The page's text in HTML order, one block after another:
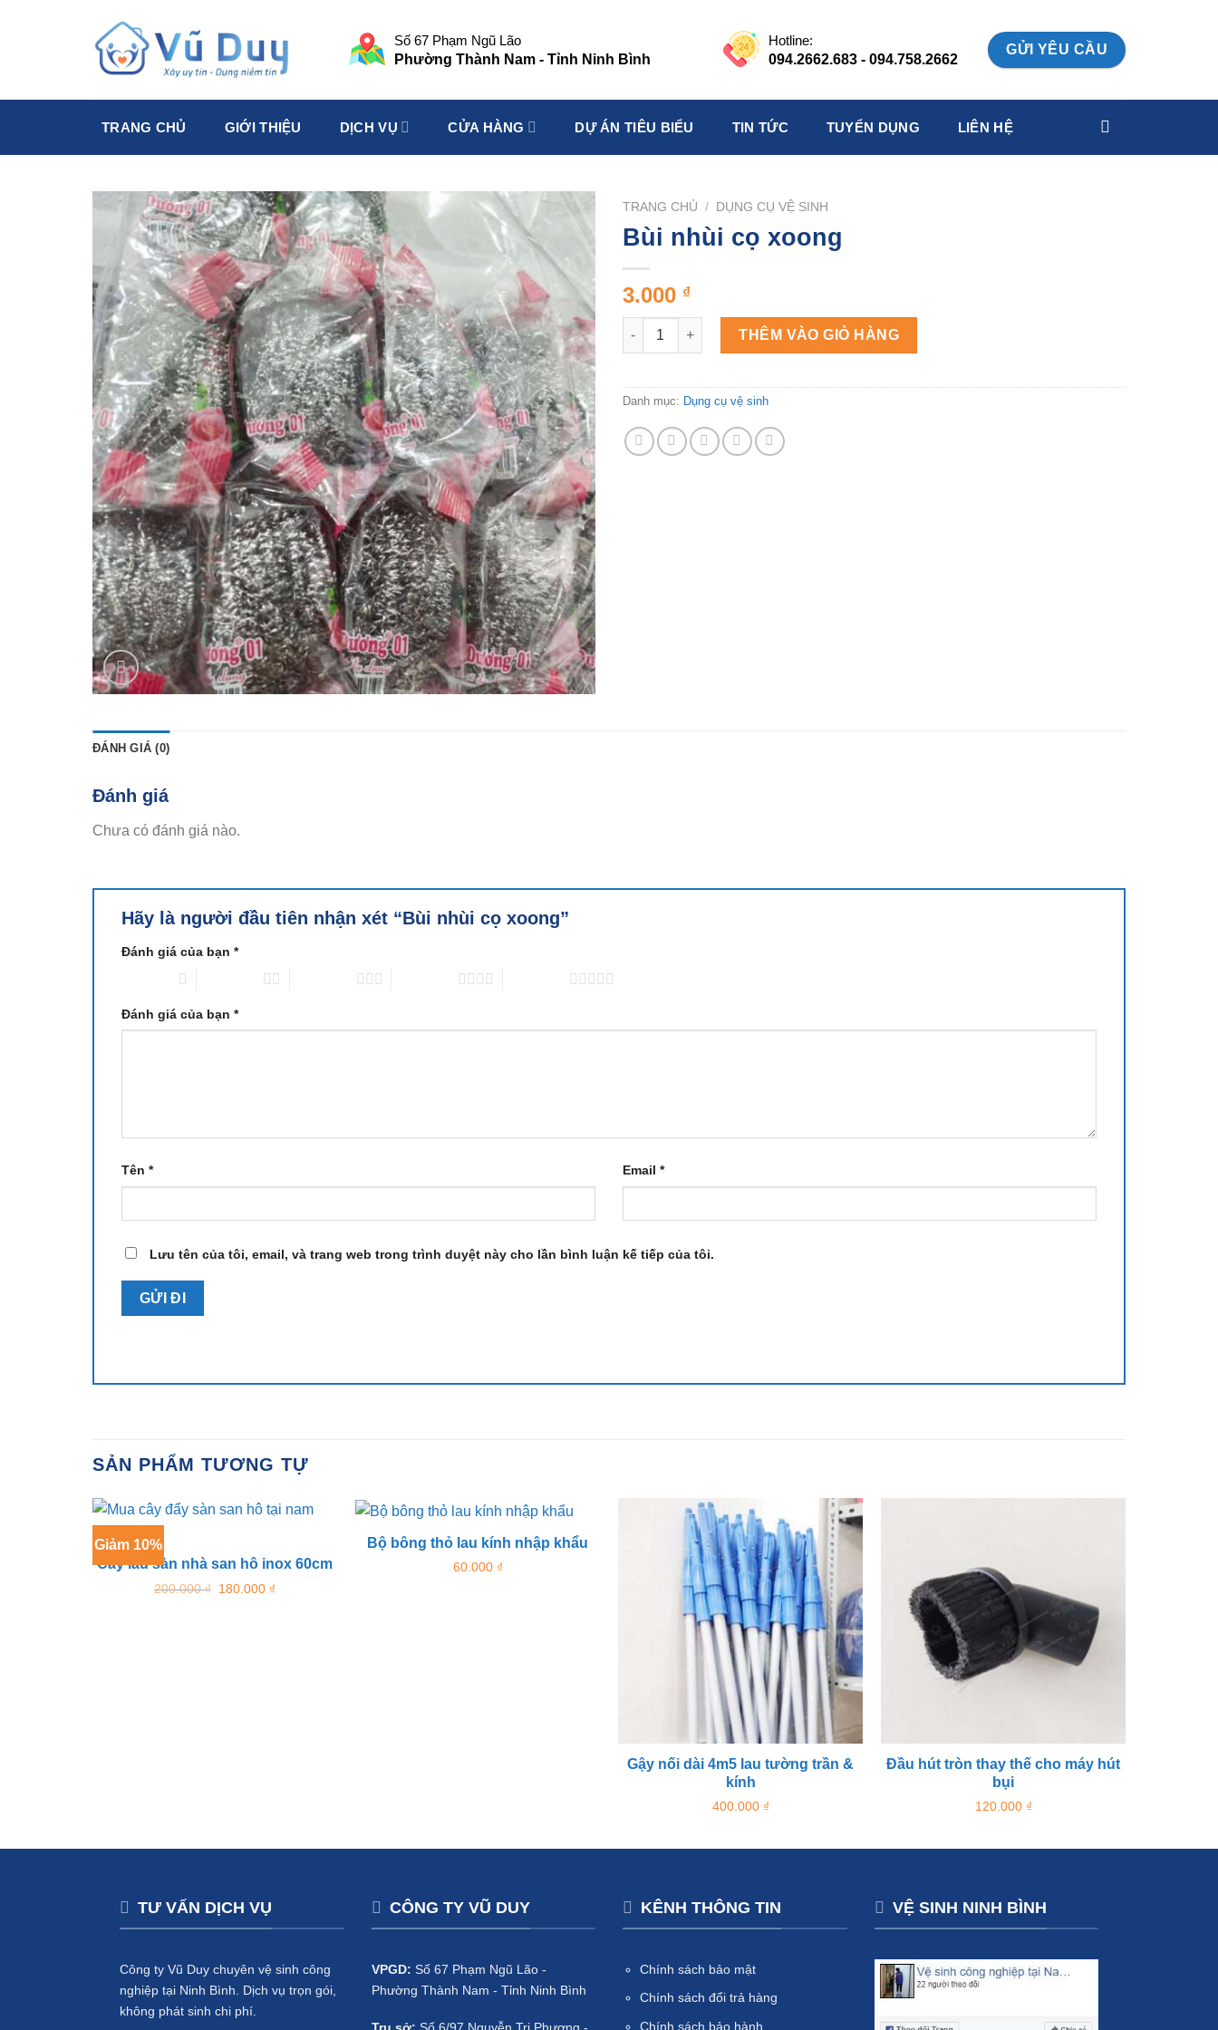
Số 67 Phạm Ngũ Lão
Phường Thành Nam - Tỉnh Ninh Bình
Hotline:
094.2662.683 - 094.758.2662
GỬI YÊU CẦU
TRANG CHỦ GIỚI THIỆU DỊCH VỤ CỬA HÀNG DỰ ÁN TIÊU BIỂU TIN TỨC TUYỂN DỤNG LIÊN HỆ
TRANG CHỦ / DỤNG CỤ VỆ SINH
Bùi nhùi cọ xoong
3.000 ₫
Bùi nhùi cọ xoong số lượng
THÊM VÀO GIỎ HÀNG
Danh mục: Dụng cụ vệ sinh
ĐÁNH GIÁ (0)
Đánh giá
Chưa có đánh giá nào.
Hãy là người đầu tiên nhận xét “Bùi nhùi cọ xoong”
Đánh giá của bạn *
Đánh giá của bạn *
Tên * Email *
Lưu tên của tôi, email, và trang web trong trình duyệt này cho lần bình luận kế tiếp của tôi.
SẢN PHẨM TƯƠNG TỰ
Giảm 10%
Cây lau sàn nhà san hô inox 60cm
200.000₫ Giá
180.000 ₫
Bộ bông thỏ lau kính nhập khẩu
60.000 ₫
Gậy nối dài 4m5 lau tường trần &
kính
400.000 ₫
Đầu hút tròn thay thế cho máy hút
bụi
120.000 ₫
TƯ VẤN DỊCH VỤ
Công ty Vũ Duy chuyên vệ sinh công
nghiệp tại Ninh Bình. Dịch vụ trọn gói,
không phát sinh chi phí.
CÔNG TY VŨ DUY
VPGD: Số 67 Phạm Ngũ Lão -
Phường Thành Nam - Tỉnh Ninh Bình
KÊNH THÔNG TIN
Chính sách bảo mật
Chính sách đổi trả hàng
Chính sách bảo hành
VỆ SINH NINH BÌNH